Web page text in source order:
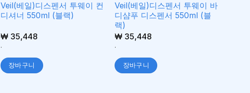
Veil(베일)디스펜서 투웨이 컨
디셔너 550ml (블랙)
₩35,448
.
장바구니
Veil(베일)디스펜서 투웨이 바
디샴푸 디스펜서 550ml (블
랙)
₩ 35,448
.
장바구니